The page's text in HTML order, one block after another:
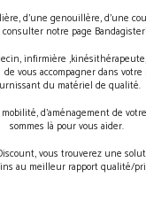
d’une genouillère, d’une
consulter notre page
infirmière
vous accompagner dans votre
du matériel de qualité.
d’aménagement de
sommes là pour vous aider.
vous trouverez une
au meilleur rapport qualité/